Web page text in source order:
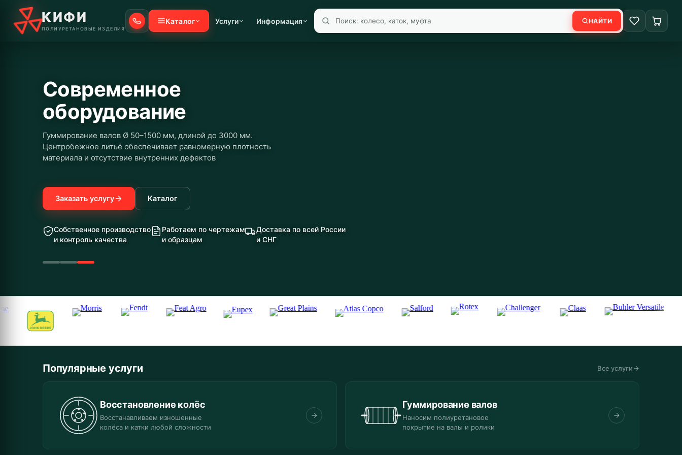
КИФИ
ПОЛИУРЕТАНОВЫЕ ИЗДЕЛИЯ
Каталог Услуги Информация НАЙТИ
Современное
оборудование
Гуммирование валов Ø 50–1500 мм, длиной до 3000 мм.
Центробежное литьё обеспечивает равномерную плотность
материала и отсутствие внутренних дефектов
Заказать услугу Каталог
Собственное производство
и контроль качества
Работаем по чертежам
и образцам
Доставка по всей России
и СНГ
Популярные услуги Все услуги
Восстановление колёс
Восстанавливаем изношенные
колёса и катки любой сложности
Гуммирование валов
Наносим полиуретановое
покрытие на валы и ролики